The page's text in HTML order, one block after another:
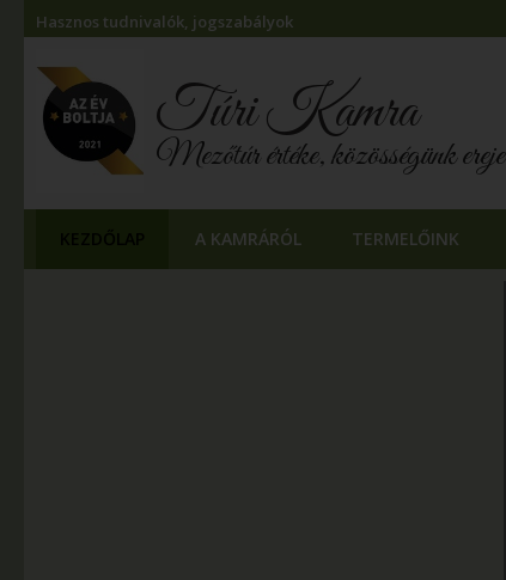
Hasznos tudnivalók, jogszabályok
Túri Kamra
Mezőtúr értéke, közösségünk ereje
A KAMRÁRÓL TERMELŐINK